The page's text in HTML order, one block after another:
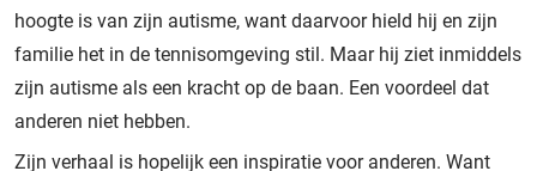
hoogte is van zijn autisme, want daarvoor hield hij en zijn
familie het in de tennisomgeving stil. Maar hij ziet inmiddels
zijn autisme als een kracht op de baan. Een voordeel dat
anderen niet hebben.
Zijn verhaal is hopelijk een inspiratie voor anderen. Want